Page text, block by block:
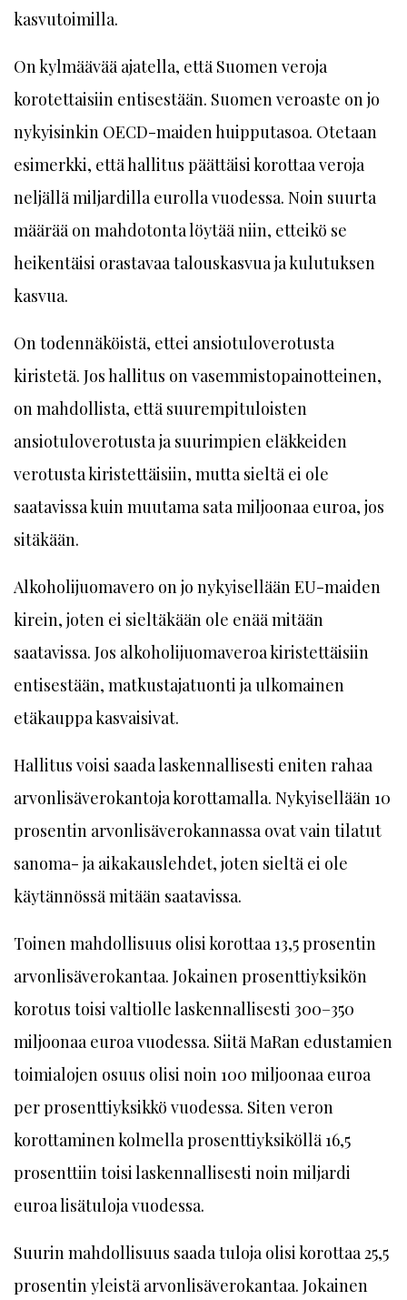
kasvutoimilla.
On kylmäävää ajatella, että Suomen veroja
korotettaisiin entisestään. Suomen veroaste on jo
nykyisinkin OECD-maiden huipputasoa. Otetaan
esimerkki, että hallitus päättäisi korottaa veroja
neljällä miljardilla eurolla vuodessa. Noin suurta
määrää on mahdotonta löytää niin, etteikö se
heikentäisi orastavaa talouskasvua ja kulutuksen
kasvua.
On todennäköistä, ettei ansiotuloverotusta
kiristetä. Jos hallitus on vasemmistopainotteinen,
on mahdollista, että suurempituloisten
ansiotuloverotusta ja suurimpien eläkkeiden
verotusta kiristettäisiin, mutta sieltä ei ole
saatavissa kuin muutama sata miljoonaa euroa, jos
sitäkään.
Alkoholijuomavero on jo nykyisellään EU-maiden
kirein, joten ei sieltäkään ole enää mitään
saatavissa. Jos alkoholijuomaveroa kiristettäisiin
entisestään, matkustajatuonti ja ulkomainen
etäkauppa kasvaisivat.
Hallitus voisi saada laskennallisesti eniten rahaa
arvonlisäverokantoja korottamalla. Nykyisellään 10
prosentin arvonlisäverokannassa ovat vain tilatut
sanoma- ja aikakauslehdet, joten sieltä ei ole
käytännössä mitään saatavissa.
Toinen mahdollisuus olisi korottaa 13,5 prosentin
arvonlisäverokantaa. Jokainen prosenttiyksikön
korotus toisi valtiolle laskennallisesti 300–350
miljoonaa euroa vuodessa. Siitä MaRan edustamien
toimialojen osuus olisi noin 100 miljoonaa euroa
per prosenttiyksikkö vuodessa. Siten veron
korottaminen kolmella prosenttiyksiköllä 16,5
prosenttiin toisi laskennallisesti noin miljardi
euroa lisätuloja vuodessa.
Suurin mahdollisuus saada tuloja olisi korottaa 25,5
prosentin yleistä arvonlisäverokantaa. Jokainen